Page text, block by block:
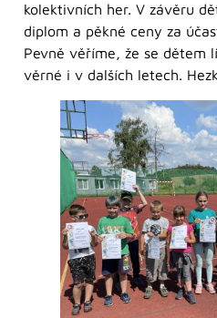
kolektivních her. V závěru
diplom a pěkné ceny za
Pevně věříme, že se dětem
věrné i v dalších letech.